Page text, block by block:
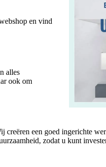
en vind
alles
ook om
creëren een goed ingerichte
zodat u kunt